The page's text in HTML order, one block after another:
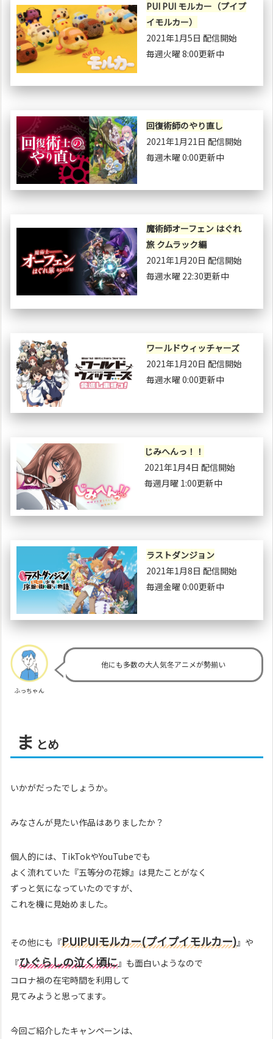
PUI PUI モルカー（プイプ
イモルカー）
2021年1月5日 配信開始
毎週火曜 8:00更新中
回復術師のやり直し
2021年1月21日 配信開始
毎週木曜 0:00更新中
魔術師オーフェン はぐれ
旅 クムラック編
2021年1月20日 配信開始
毎週水曜 22:30更新中
ワールドウィッチャーズ
2021年1月20日 配信開始
毎週水曜 0:00更新中
じみへんっ！！
2021年1月4日 配信開始
毎週月曜 1:00更新中
ラストダンジョン
2021年1月8日 配信開始
毎週金曜 0:00更新中
ふっちゃん
他にも多数の大人気冬アニメが勢揃い
ま とめ
いかがだったでしょうか。
みなさんが見たい作品はありましたか？
個人的には、TikTokやYouTubeでも
よく流れていた『五等分の花嫁』は見たことがなく
ずっと気になっていたのですが、
これを機に見始めました。
その他にも『PUIPUIモルカー(プイプイモルカー)』や
『ひぐらしの泣く頃に』も面白いようなので
コロナ禍の在宅時間を利用して
見てみようと思ってます。
今回ご紹介したキャンペーンは、